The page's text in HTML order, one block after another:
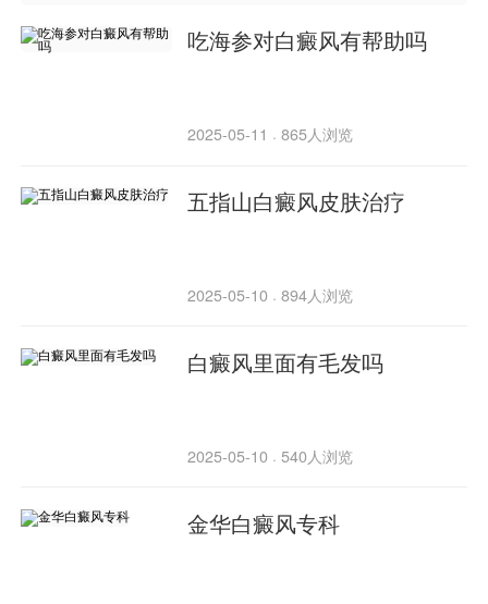
吃海参对白癜风有帮助吗
2025-05-11 · 865人浏览
五指山白癜风皮肤治疗
2025-05-10 · 894人浏览
白癜风里面有毛发吗
2025-05-10 · 540人浏览
金华白癜风专科